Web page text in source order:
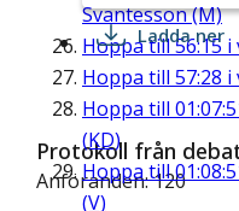
Svantesson (M)
Hoppa till56:15 i
Hoppa till 57:28 i
Hoppa till
(KD)
Hoppa till
(V)
Ladda ner
Protokoll från
Anföranden: 120